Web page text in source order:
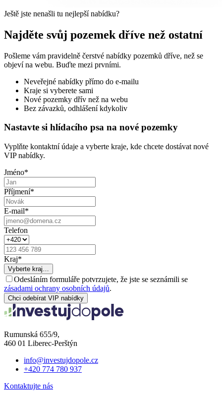
Ještě jste nenašli tu nejlepší nabídku?
Najděte svůj pozemek dříve než ostatní
Pošleme vám pravidelně čerstvé nabídky pozemků dříve, než se
objeví na webu. Buďte mezi prvními.
Neveřejné nabídky přímo do e-mailu
Kraje si vyberete sami
Nové pozemky dřív než na webu
Bez závazků, odhlášení kdykoliv
Nastavte si hlídacího psa na nové pozemky
Vyplňte kontaktní údaje a vyberte kraje, kde chcete dostávat nové
VIP nabídky.
Jméno*
Příjmení*
E-mail*
Telefon
Kraj*
Vyberte kraj…
Odesláním formuláře potvrzujete, že jste se seznámili se
zásadami ochrany osobních údajů.
Chci odebírat VIP nabídky
Rumunská 655/9,
460 01 Liberec-Perštýn
info@investujdopole.cz
+420 774 780 937
Kontaktujte nás